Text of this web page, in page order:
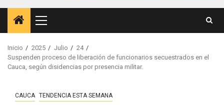
Menú
principal
Inicio 2025 Julio
24
Suspenden proceso de liberación de funcionarios secuestrados en el
Cauca, según disidencias por presencia militar.
CAUCA TENDENCIA ESTA SEMANA